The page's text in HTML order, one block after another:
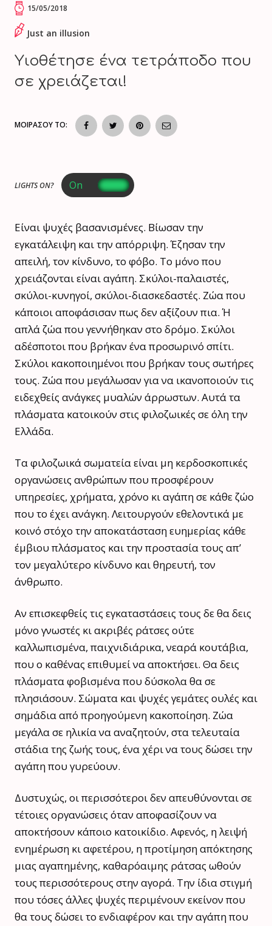
15/05/2018
Just an illusion
Υιοθέτησε ένα τετράποδο που
σε χρειάζεται!
ΜΟΙΡΑΣΟΥ ΤΟ:
LIGHTS ON?
Είναι ψυχές βασανισμένες. Βίωσαν την
εγκατάλειψη και την απόρριψη. Έζησαν την
απειλή, τον κίνδυνο, το φόβο. Το μόνο που
χρειάζονται είναι αγάπη. Σκύλοι-παλαιστές,
σκύλοι-κυνηγοί, σκύλοι-διασκεδαστές. Ζώα που
κάποιοι αποφάσισαν πως δεν αξίζουν πια. Ή
απλά ζώα που γεννήθηκαν στο δρόμο. Σκύλοι
αδέσποτοι που βρήκαν ένα προσωρινό σπίτι.
Σκύλοι κακοποιημένοι που βρήκαν τους σωτήρες
τους. Ζώα που μεγάλωσαν για να ικανοποιούν τις
ειδεχθείς ανάγκες μυαλών άρρωστων. Αυτά τα
πλάσματα κατοικούν στις φιλοζωικές σε όλη την
Ελλάδα.
Τα φιλοζωικά σωματεία είναι μη κερδοσκοπικές
οργανώσεις ανθρώπων που προσφέρουν
υπηρεσίες, χρήματα, χρόνο κι αγάπη σε κάθε ζώο
που το έχει ανάγκη. Λειτουργούν εθελοντικά με
κοινό στόχο την αποκατάσταση ευημερίας κάθε
έμβιου πλάσματος και την προστασία τους απ’
τον μεγαλύτερο κίνδυνο και θηρευτή, τον
άνθρωπο.
Αν επισκεφθείς τις εγκαταστάσεις τους δε θα δεις
μόνο γνωστές κι ακριβές ράτσες ούτε
καλλωπισμένα, παιχνιδιάρικα, νεαρά κουτάβια,
που ο καθένας επιθυμεί να αποκτήσει. Θα δεις
πλάσματα φοβισμένα που δύσκολα θα σε
πλησιάσουν. Σώματα και ψυχές γεμάτες ουλές και
σημάδια από προηγούμενη κακοποίηση. Ζώα
μεγάλα σε ηλικία να αναζητούν, στα τελευταία
στάδια της ζωής τους, ένα χέρι να τους δώσει την
αγάπη που γυρεύουν.
Δυστυχώς, οι περισσότεροι δεν απευθύνονται σε
τέτοιες οργανώσεις όταν αποφασίζουν να
αποκτήσουν κάποιο κατοικίδιο. Αφενός, η λειψή
ενημέρωση κι αφετέρου, η προτίμηση απόκτησης
μιας αγαπημένης, καθαρόαιμης ράτσας ωθούν
τους περισσότερους στην αγορά. Την ίδια στιγμή
που τόσες άλλες ψυχές περιμένουν εκείνον που
θα τους δώσει το ενδιαφέρον και την αγάπη που